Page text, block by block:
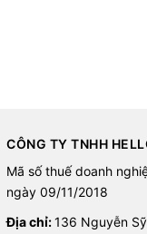
CÔNG TY TNHH
Mã số thuế doanh
ngày 09/11/2018
Địa chỉ:136 Nguyễn